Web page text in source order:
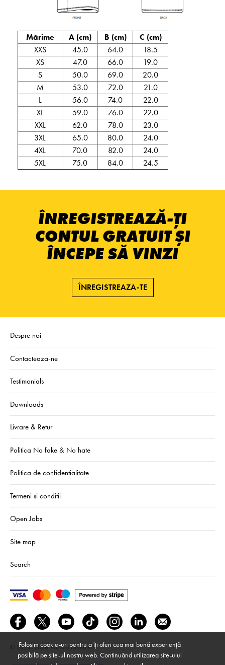
Mărime A (cm) B (cm)
C (cm)
XXS
45.0 64.0
18.5
XS
47.0 66.0
19.0
S
50.0 69.0
20.0
M
53.0 72.0
21.0
L
56.0 74.0
22.0
XL
59.0 76.0
22.0
XXL
62.0 78.0
23.0
3XL
65.0 80.0
24.0
4XL
70.0 82.0
24.0
5XL
75.0 84.0 24.5
ÎNREGISTREAZĂ-ȚI
CONTUL GRATUIT ȘI
ÎNCEPE SĂ VINZI
ÎNREGISTREAZA-TE
Despre noi
Contacteaza-ne
Testimonials
Downloads
Livrare & Retur
Politica No fake & No hate
Politica de confidentialitate
Termeni si conditii
Open Jobs
Site map
Search
© 2024–2026 We Are Mono srl
Folosim cookie-uri pentru a îți oferi cea mai bună experiență
posibilă pe site-ul nostru web. Continuând utilizarea site-ului